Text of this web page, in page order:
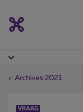
Archives 2021
VRAAG